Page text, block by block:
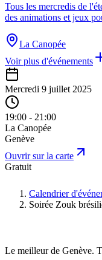
Tous les mercredis de
des animations et jeux
La Canopée
Voir plus d'événements
Mercredi 9 juillet 2025
19:00 - 21:00
La Canopée
Genève
Ouvrir sur la carte
Gratuit
Calendrier
Soirée Zouk
Le meilleur de Genève.